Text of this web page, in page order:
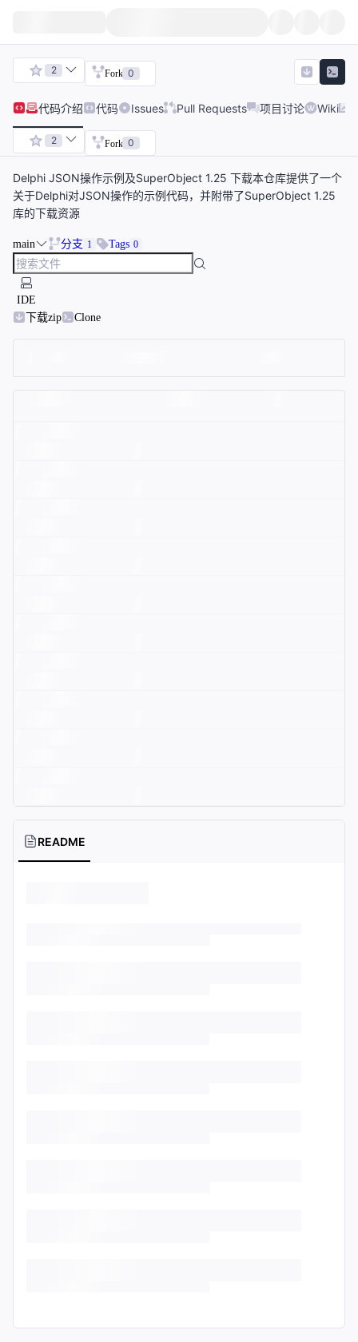
2 Fork 0
代码介绍 代码 Issues Pull Requests 项目讨论 Wiki
2 Fork 0
Delphi JSON操作示例及SuperObject 1.25 下载本仓库提供了一个
关于Delphi对JSON操作的示例代码，并附带了SuperObject 1.25
库的下载资源
main 分支 1 Tags 0
IDE
下载zip
Clone
README